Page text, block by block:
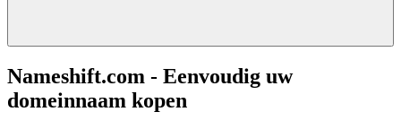
Nameshift.com - Eenvoudig uw
domeinnaam kopen